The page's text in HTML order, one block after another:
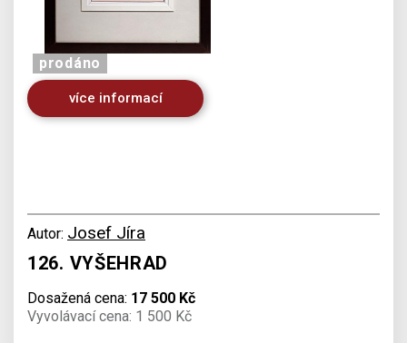
prodáno
více informací
Autor: Josef Jíra
126. VYŠEHRAD
Dosažená cena: 17 500 Kč
Vyvolávací cena: 1 500 Kč